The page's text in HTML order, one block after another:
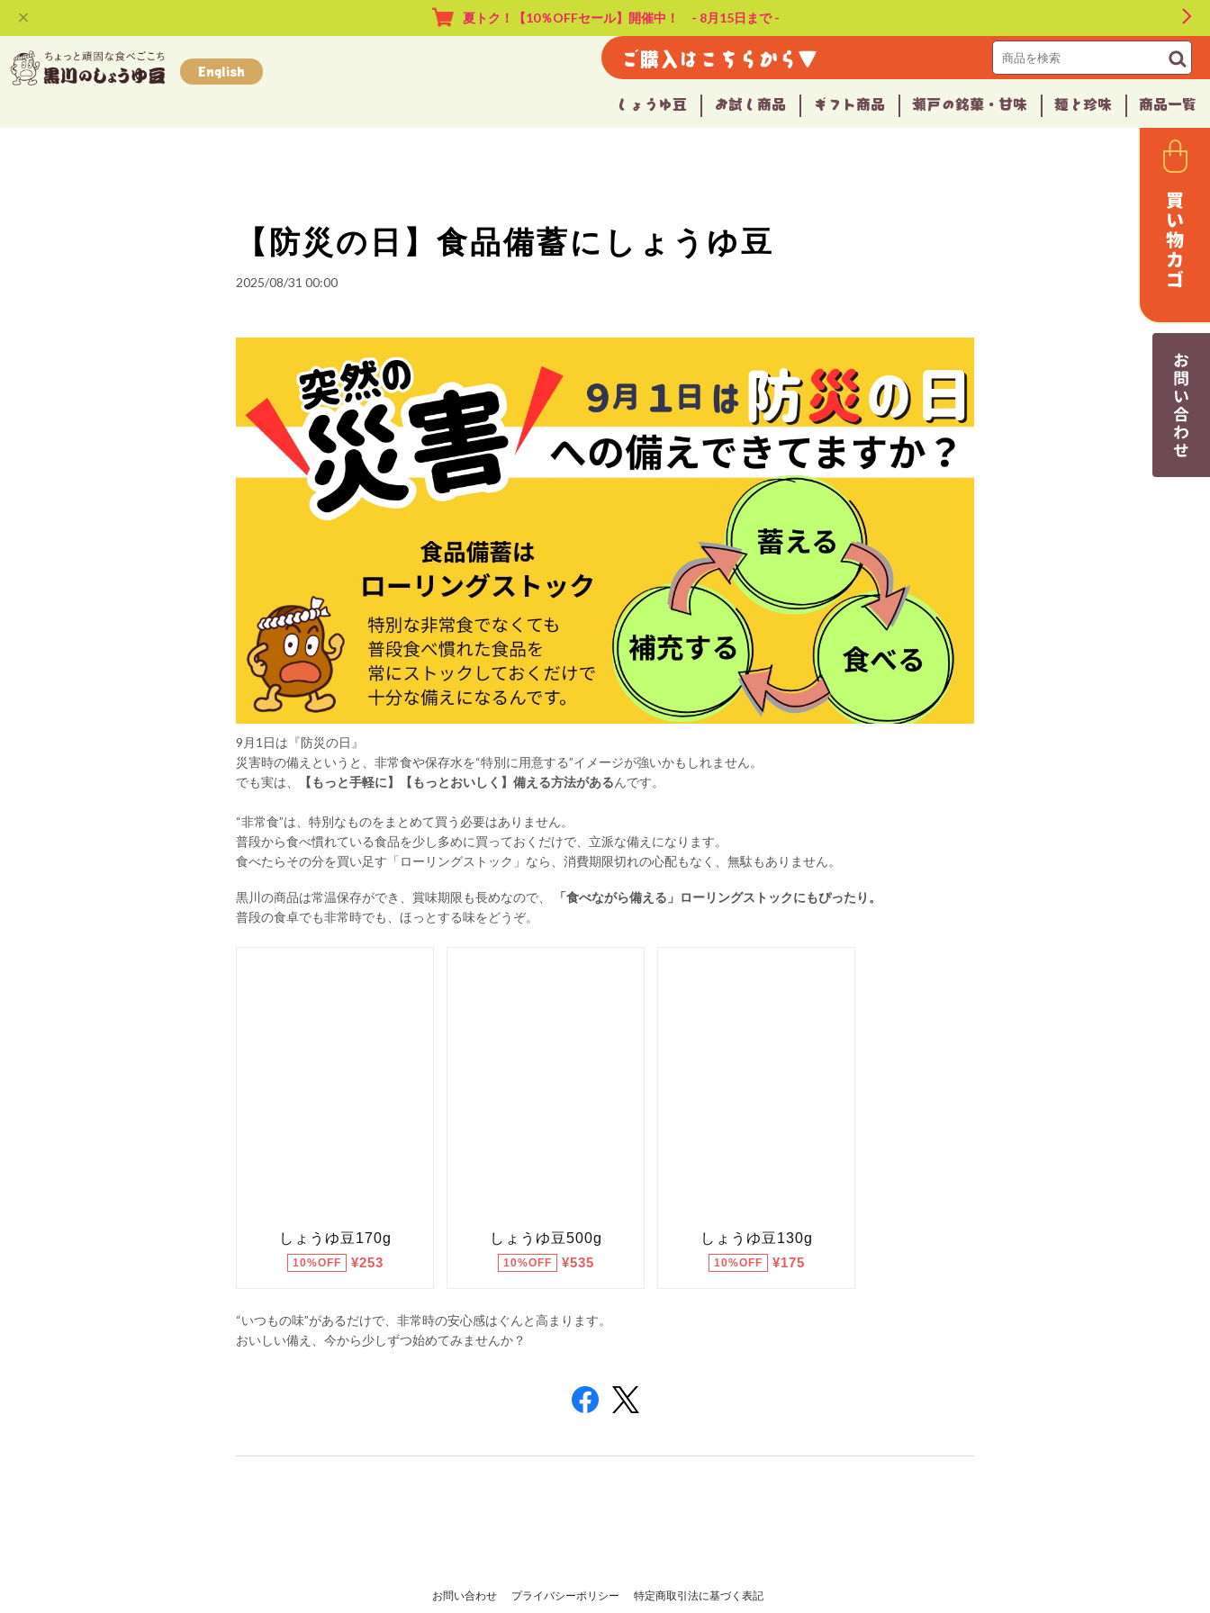
夏トク！【10％OFFセール】開催中！ - 8月15日まで -
English ご購入はこちらから▼
しょうゆ豆 お試し商品 ギフト商品 瀬戸の銘菓・甘味 麺と珍味 商品一覧
【防災の日】食品備蓄にしょうゆ豆
2025/08/31 00:00
9月1日は『防災の日』
災害時の備えというと、非常食や保存水を“特別に用意する”イメージが強いかもしれません。
でも実は、
【もっと手軽に】【もっとおいしく】備える方法があるんです。
“非常食”は、特別なものをまとめて買う必要はありません。
普段から食べ慣れている食品を少し多めに買っておくだけで、立派な備えになります。
食べたらその分を買い足す「ローリングストック」なら、消費期限切れの心配もなく、無駄もありません。
黒川の商品は常温保存ができ、賞味期限も長めなので、
「食べながら備える」ローリングストックにもぴったり。
普段の食卓でも非常時でも、ほっとする味をどうぞ。
“いつもの味”があるだけで、非常時の安心感はぐんと高まります。
おいしい備え、今から少しずつ始めてみませんか？
お問い合わせ プライバシーポリシー 特定商取引法に基づく表記